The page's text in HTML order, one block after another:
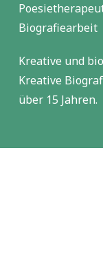
Biografiearbeit
Kreative und
Kreative
über 15 Jahren.